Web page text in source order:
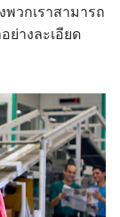
วกเราสามารถ
ย่างละเอียด